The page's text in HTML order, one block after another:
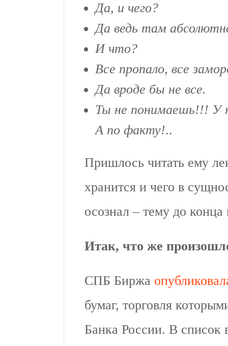
Да, и чего?
Да ведь там
И что?
Все пропало, все
Да вроде бы не все.
Ты не понимаешь!!! У
А по факту!..
Пришлось читать ему
хранится и чего в
осознал – тему до
Итак, что же
СПБ Биржа
бумаг, торговля
Банка России. В